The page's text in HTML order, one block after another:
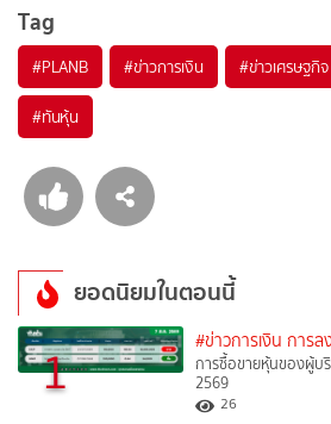
Tag
#PLANB #ข่าวการเงิน #ข่าวเศรษฐกิจ
#ทันหุ้น
ยอดนิยมในตอนนี้
1 #ข่าวการเงิน การ
การซื้อขายหุ้นของผู้บ
2569
26